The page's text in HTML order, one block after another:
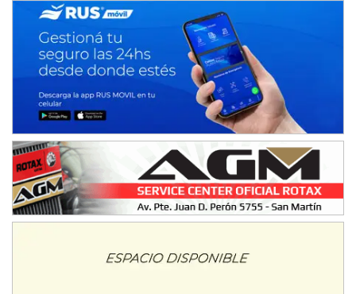
KDO - F6
Ciudad de Trenque Lauquen (Asfalto)
Trenque Lauquen (Buenos Aires)
ENTRERRIANO - F6 (POSTERGADA)
Parque de la Velocidad (Asfalto)
Villaguay (Entre Ríos)
VICTORIENSE - F7
El Cerro (Tierra)
Victoria (Entre Ríos)
PATAGONICO - F6
Moto Club Reginense (Tierra)